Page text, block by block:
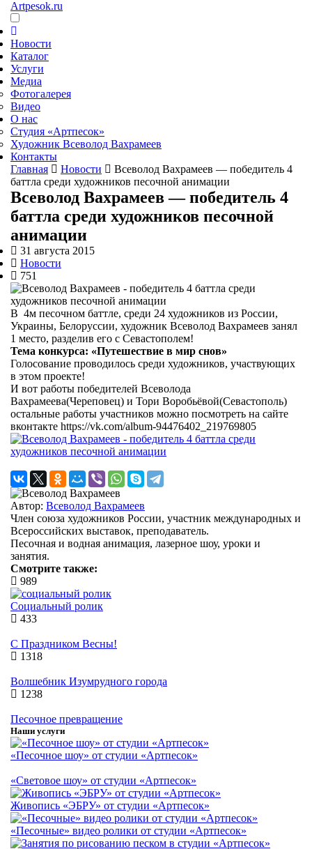
Artpesok.ru
Новости
Каталог
Услуги
Медиа
Фотогалерея
Видео
О нас
Студия «Артпесок»
Художник Всеволод Вахрамеев
Контакты
Главная
Новости
Всеволод Вахрамеев — победитель 4
баттла среди художников песочной анимации
Всеволод Вахрамеев — победитель 4
баттла среди художников песочной
анимации
31 августа 2015
Новости
751
В 4м песочном баттле, среди 24 художников из России,
Украины, Белоруссии, художник Всеволод Вахрамеев занял
1 место, разделив его с Севастополем!
Тема конкурса: «Путешествие в мир снов»
Голосование проводилось среди художников, участвующих
в этом проекте!
И вот работы победителей Всеволода
Вахрамеева(Череповец) и Тори Воробьёвой(Севастополь)
остальные работы участников можно посмотреть на сайте
вконтакте https://vk.com/album-94476402_219769805
Автор: Всеволод Вахрамеев
Член союза художников России, участник международных и
Всероссийских выставок, преподаватель.
Песочная и водная анимация, лазерное шоу, уроки и
занятия.
Смотрите также:
989
Социальный ролик
433
С Праздником Весны!
1318
Волшебник Изумрудного города
1238
Песочное превращение
Наши услуги
«Песочное шоу» от студии «Артпесок»
«Световое шоу» от студии «Артпесок»
Живопись «ЭБРУ» от студии «Артпесок»
«Песочные» видео ролики от студии «Артпесок»